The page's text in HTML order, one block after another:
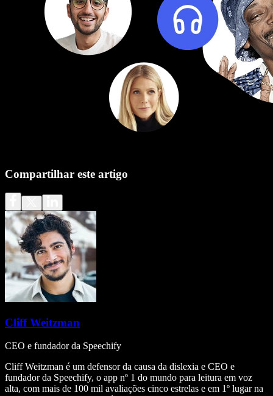
Compartilhar este artigo
Cliff Weitzman
CEO e fundador da Speechify
Cliff Weitzman é um defensor da causa da dislexia e CEO e
fundador da Speechify, o app nº 1 do mundo para leitura em voz
alta, com mais de 100 mil avaliações cinco estrelas e em 1º lugar na